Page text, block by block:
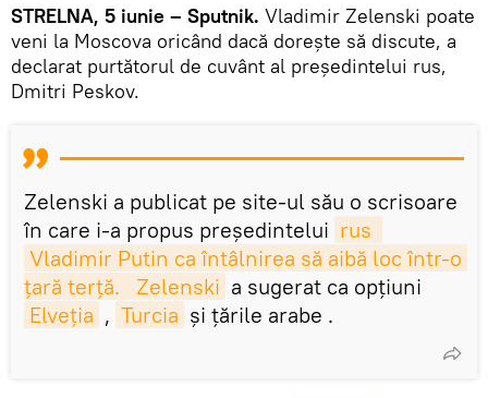
STRELNA, 5 iunie – Sputnik. Vladimir Zelenski poate
veni la Moscova oricând dacă dorește să discute, a
declarat purtătorul de cuvânt al președintelui rus,
Dmitri Peskov.
Zelenski a publicat pe site-ul său o scrisoare
în care i-a propus președintelui
Vladimir Putin ca întâlnirea să aibă loc într-o
țară terță.
Zelenski a sugerat ca opțiuni
Elveția , Turcia și țările arabe .